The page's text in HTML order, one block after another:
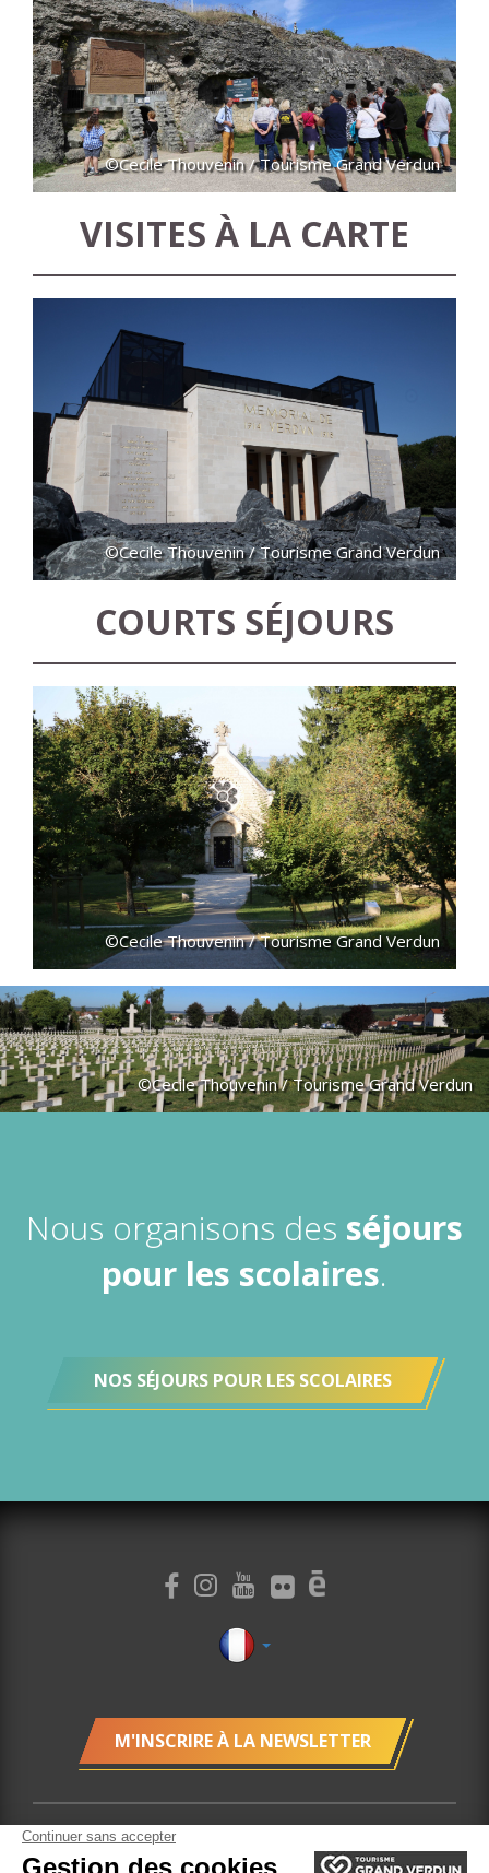
©Cecile Thouvenin / Tourisme Grand Verdun
VISITES À LA CARTE
©Cecile Thouvenin / Tourisme Grand Verdun
COURTS SÉJOURS
©Cecile Thouvenin / Tourisme Grand Verdun
©Cecile Thouvenin / Tourisme Grand Verdun
Nous organisons des séjours
pour les scolaires.
NOS SÉJOURS POUR LES SCOLAIRES
M'INSCRIRE À LA NEWSLETTER
Localisation
Gestion des cookies